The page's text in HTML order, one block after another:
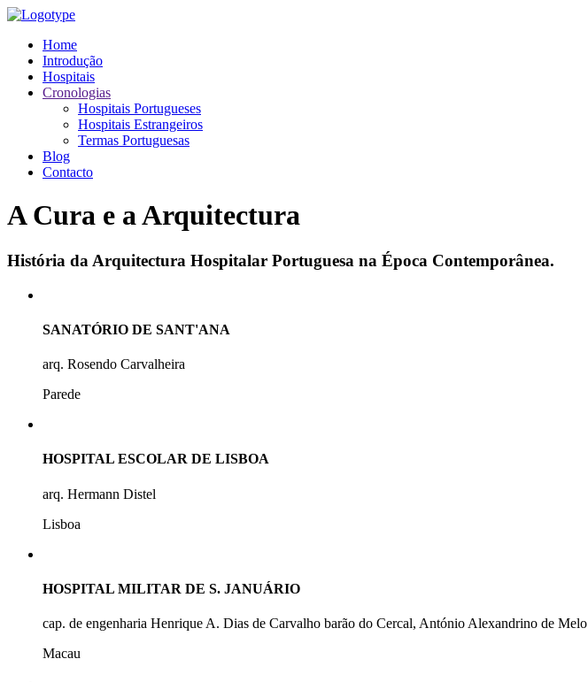
Home
Introdução
Hospitais
Cronologias
Hospitais Portugueses
Hospitais Estrangeiros
Termas Portuguesas
Blog
Contacto
A Cura e a Arquitectura
História da Arquitectura Hospitalar Portuguesa na Época Contemporânea.
SANATÓRIO DE SANT'ANA
arq. Rosendo Carvalheira
Parede
HOSPITAL ESCOLAR DE LISBOA
arq. Hermann Distel
Lisboa
HOSPITAL MILITAR DE S. JANUÁRIO
cap. de engenharia Henrique A. Dias de Carvalho barão do Cercal, António Alexandrino de Melo
Macau